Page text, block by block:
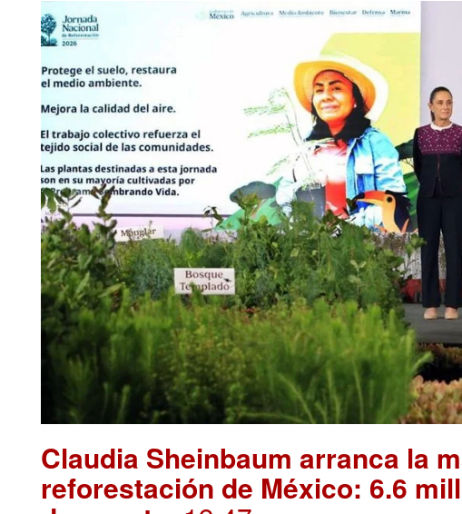
Claudia Sheinbaum arranca la
reforestación de México: 6.6